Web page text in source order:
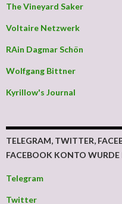
The Vineyard Saker
Voltaire Netzwerk
RAin Dagmar Schön
Wolfgang Bittner
Kyrillow's Journal
TELEGRAM, TWITTER,
FACEBOOK KONTO
Telegram
Twitter